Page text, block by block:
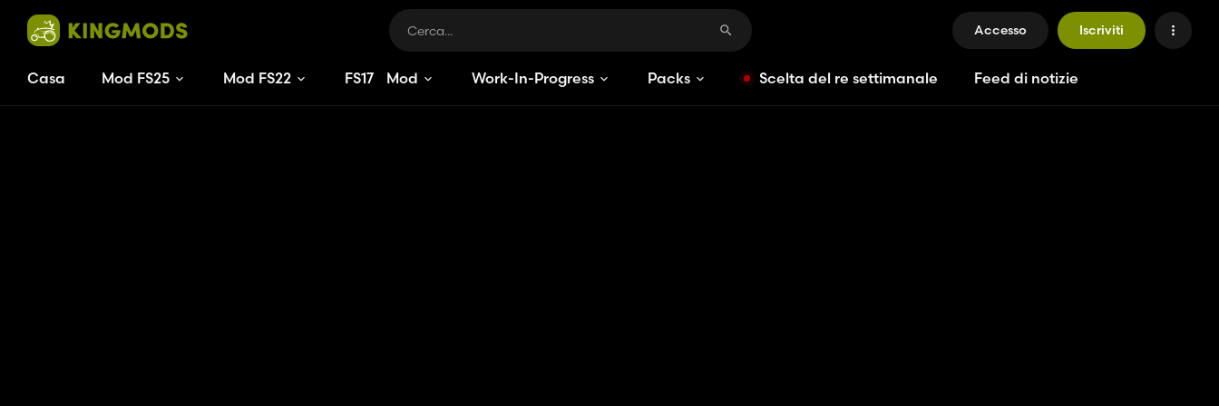
Accesso Iscriviti
Casa Mod FS25 Mod FS22 FS17 Mod Work-In-Progress Packs Scelta del re settimanale Feed di notizie